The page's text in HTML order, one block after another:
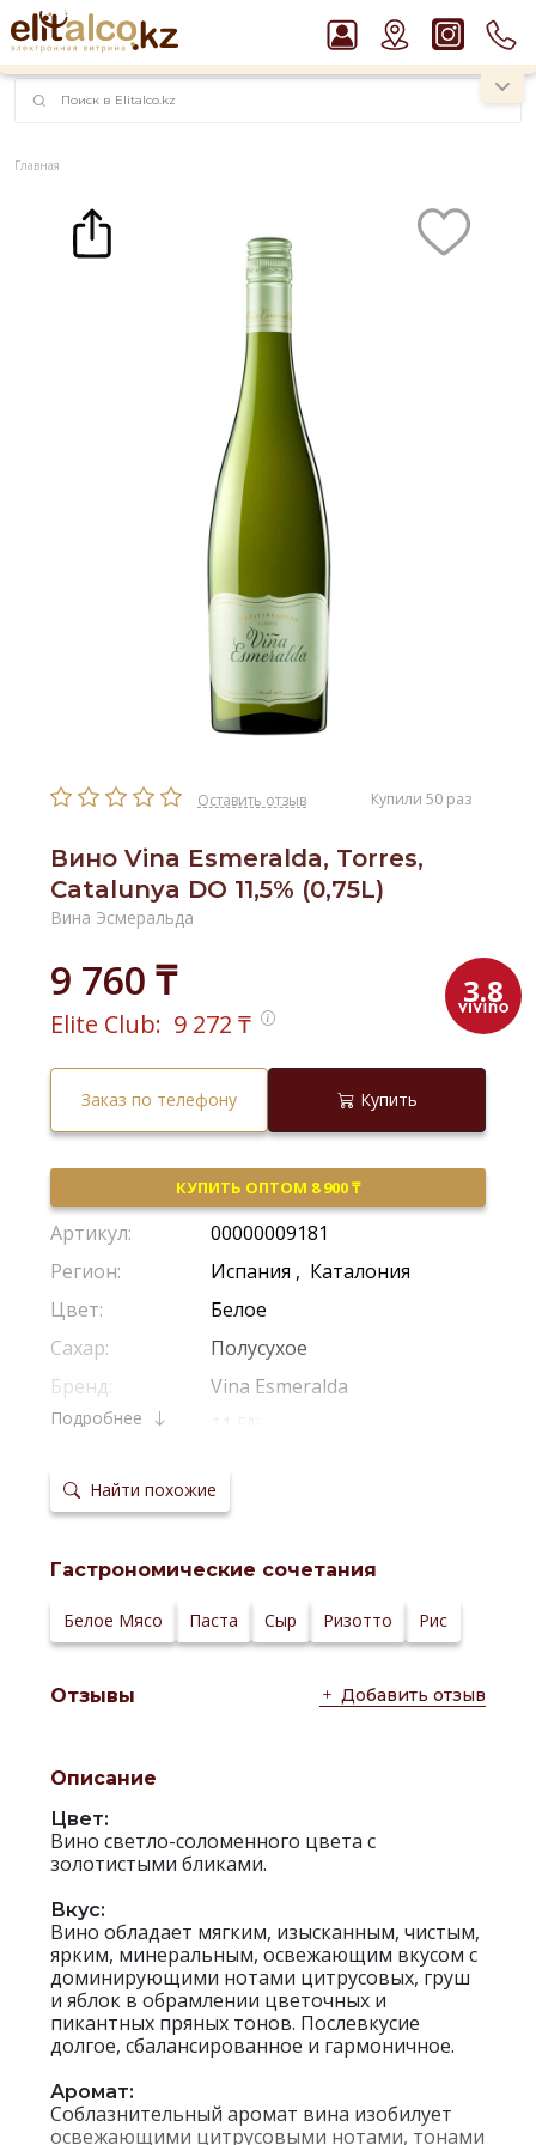
наименований!
instagram.com/rojo.kz
Рекомендуем
Пиво Guinness Draught 4,2% Can
Виски Talisker 10 YO Malt 45,8% in Box
Ром Captain Morgan White 37,5%
Джин Gordon`s London Dry Gin 37,5%
Водка Smirnoff Red Vodka 37,5%
Главная
Оставить отзыв Купили 50 раз
Вино Vina Esmeralda, Torres,
Catalunya DO 11,5% (0,75L)
Вина Эсмеральда
9 760 ₸ 3.8
Elite Club: 9 272 ₸
Заказ по телефону Купить
КУПИТЬ ОПТОМ 8 900 ₸
Артикул:
00000009181
Регион:
Испания , Каталония
Цвет:
Белое
Сахар:
Полусухое
Бренд:
Vina Esmeralda
Крепость:
Виноград:
Мускат
хранения:
Температура
10-12 *С
Сайт
производителя:
Подробнее
Найти похожие
Гастрономические сочетания
Белое Мясо Паста Сыр Ризотто Рис
Отзывы Добавить отзыв
Описание
Цвет:
Вино светло-соломенного цвета с
золотистыми бликами.
Вкус:
Вино обладает мягким, изысканным, чистым,
ярким, минеральным, освежающим вкусом с
доминирующими нотами цитрусовых, груш
и яблок в обрамлении цветочных и
пикантных пряных тонов. Послевкусие
долгое, сбалансированное и гармоничное.
Аромат:
Соблазнительный аромат вина изобилует
освежающими цитрусовыми нотами, тонами